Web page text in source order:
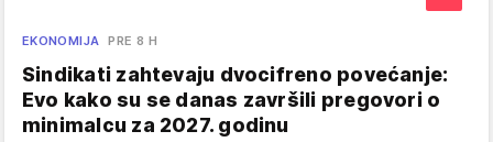
EKONOMIJA PRE 8 H
Sindikati zahtevaju dvocifreno povećanje:
Evo kako su se danas završili pregovori o
minimalcu za 2027. godinu